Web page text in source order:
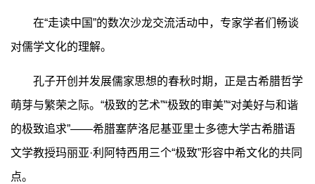
在“走读中国”的数次沙龙交流活动中，专家学者们畅谈
对儒学文化的理解。
孔子开创并发展儒家思想的春秋时期，正是古希腊哲学
萌芽与繁荣之际。“极致的艺术”“极致的审美”“对美好与和谐
的极致追求”——希腊塞萨洛尼基亚里士多德大学古希腊语
文学教授玛丽亚·利阿特西用三个“极致”形容中希文化的共同
点。